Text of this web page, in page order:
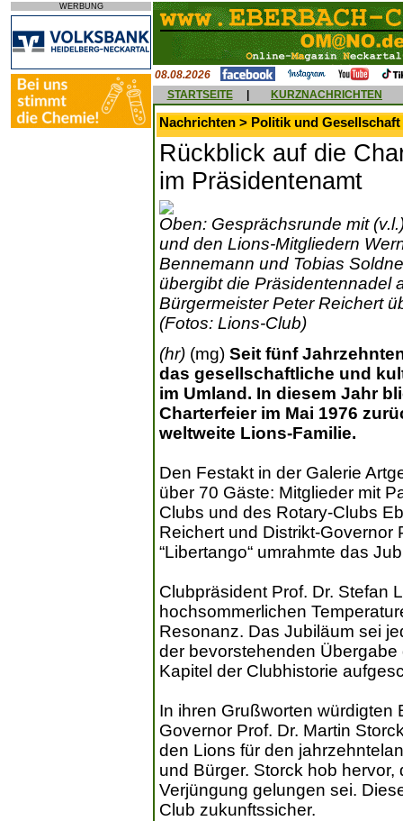
WERBUNG
08.08.2026
STARTSEITE
KURZNACHRICHTEN
Nachrichten > Politik und Gesellschaft
Rückblick auf die
im Präsidentenamt
Oben: Gesprächsrunde mit
und den Lions-Mitgliedern
Bennemann und Tobias
übergibt die Präsidentennadel
Bürgermeister Peter Reichert
(Fotos: Lions-Club)
(hr) (mg) Seit fünf
das gesellschaftliche und
im Umland. In diesem Jahr
Charterfeier im Mai 1976
weltweite Lions-Familie.
Den Festakt in der Galerie
über 70 Gäste: Mitglieder mit
Clubs und des Rotary-Clubs
Reichert und Distrikt-Governor
“Libertango“ umrahmte das
Clubpräsident Prof. Dr. Stefan
hochsommerlichen
Resonanz. Das Jubiläum sei
der bevorstehenden
Kapitel der Clubhistorie
In ihren Grußworten würdigten
Governor Prof. Dr. Martin
den Lions für den
und Bürger. Storck hob
Verjüngung gelungen sei.
Club zukunftssicher.